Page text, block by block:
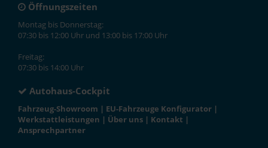
Öffnungszeiten
Montag bis Donnerstag:
07:30 bis 12:00 Uhr und 13:00 bis 17:00 Uhr
Freitag:
07:30 bis 14:00 Uhr
Autohaus-Cockpit
Fahrzeug-Showroom | EU-Fahrzeuge Konfigurator |
Werkstattleistungen | Über uns | Kontakt |
Ansprechpartner